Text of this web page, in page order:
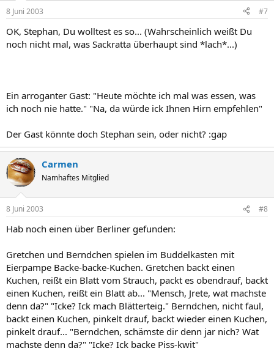
8 Juni 2003 #7
OK, Stephan, Du wolltest es so... (Wahrscheinlich weißt Du
noch nicht mal, was Sackratta überhaupt sind *lach*...)
Ein arroganter Gast: "Heute möchte ich mal was essen, was
ich noch nie hatte." "Na, da würde ick Ihnen Hirn empfehlen"
Der Gast könnte doch Stephan sein, oder nicht? :gap
Carmen
Namhaftes Mitglied
8 Juni 2003 #8
Hab noch einen über Berliner gefunden:
Gretchen und Berndchen spielen im Buddelkasten mit
Eierpampe Backe-backe-Kuchen. Gretchen backt einen
Kuchen, reißt ein Blatt vom Strauch, packt es obendrauf, backt
einen Kuchen, reißt ein Blatt ab... "Mensch, Jrete, wat machste
denn da?" "Icke? Ick mach Blätterteig." Berndchen, nicht faul,
backt einen Kuchen, pinkelt drauf, backt wieder einen Kuchen,
pinkelt drauf... "Berndchen, schämste dir denn jar nich? Wat
machste denn da?" "Icke? Ick backe Piss-kwit"